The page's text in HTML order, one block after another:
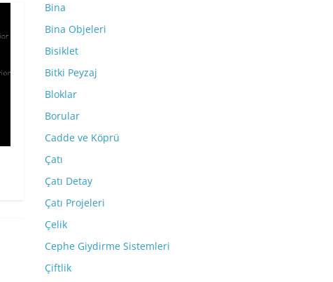
Bina
Bina Objeleri
Bisiklet
Bitki Peyzaj
Bloklar
Borular
Cadde ve Köprü
Çatı
Çatı Detay
Çatı Projeleri
Çelik
Cephe Giydirme Sistemleri
Çiftlik